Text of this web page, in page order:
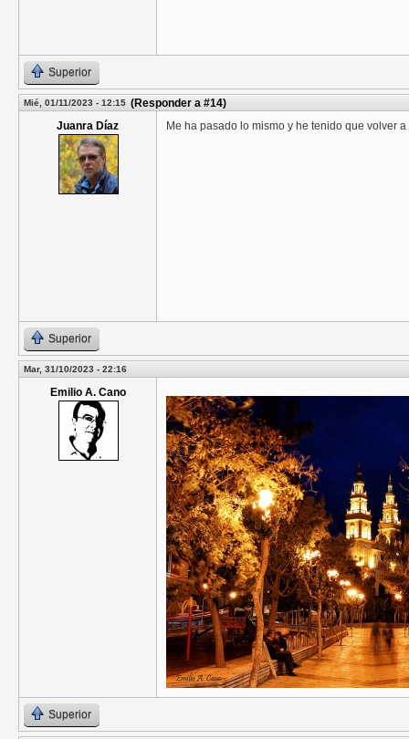
Superior
Mié, 01/11/2023 - 12:15 (Responder a #14)
Juanra Díaz
Me ha pasado lo mismo y he tenido que volver
Superior
Mar, 31/10/2023 - 22:16
Emilio A. Cano
Superior